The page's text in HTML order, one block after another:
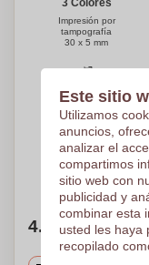
3 Colores
Impresión por
tampografía
30 x 5 mm
Grabar
Grabado láser
30 x 5 mm
4. Elige tu
Este sitio
Utilizamos
anuncios,
analizar el
compartimos
sitio web con
publicidad y
combinar esta
usted les haya
recopilado